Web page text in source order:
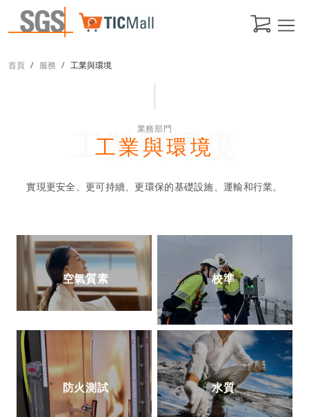
首頁 服務 工業與環境
業務部門
工業與環境
工業與環境
實現更安全、更可持續、更環保的基礎設施、運輸和行業。
空氣質素 校準
防火測試 水質